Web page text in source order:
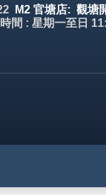
M2 官塘店: 觀塘
間 : 星期一至日